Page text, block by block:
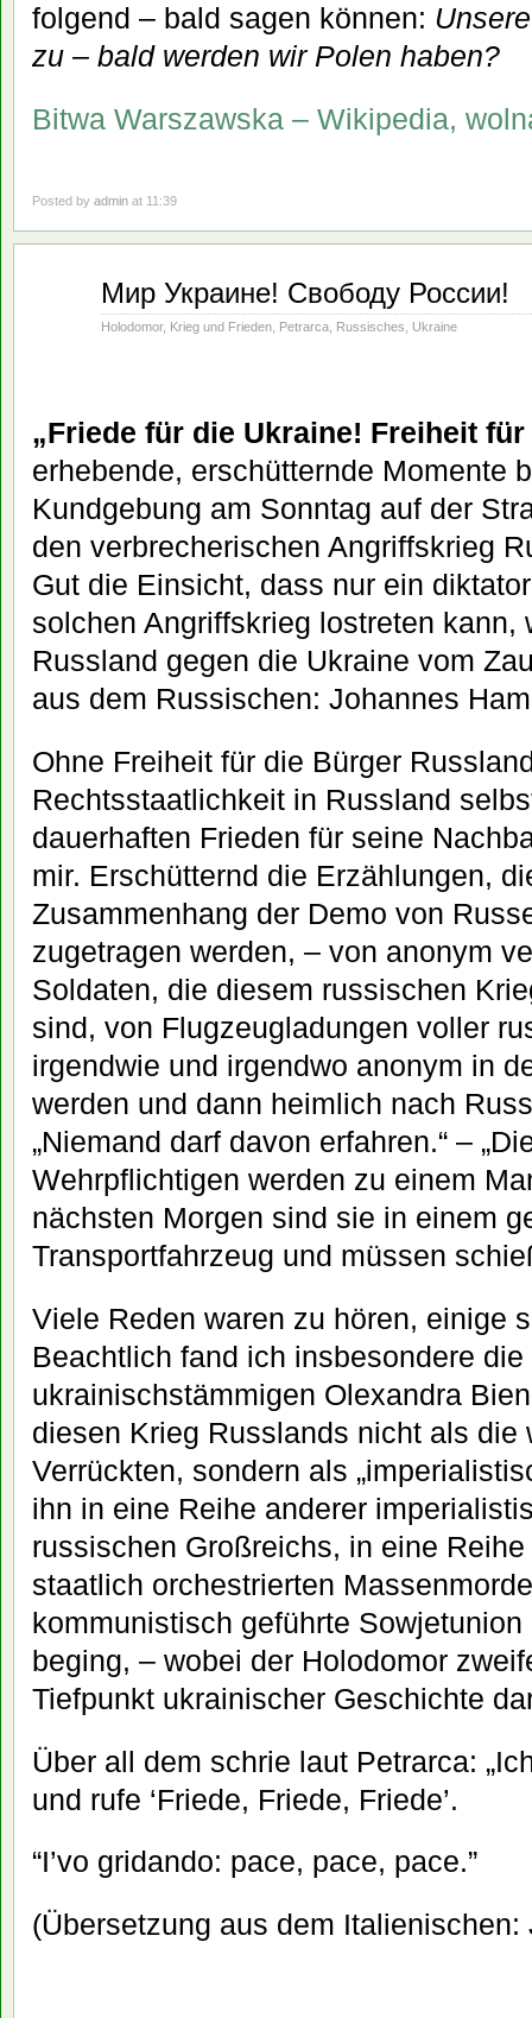
folgend – bald sagen können:
zu – bald werden wir Polen haben?
Bitwa Warszawska – Wikipedia,
Posted by admin at 11:39
Мир Украине! Свободу России!
Holodomor, Krieg und Frieden Petrarca Russisches Ukraine
„Friede für die Ukraine! Freiheit
erhebende, erschütternde Momente
Kundgebung am Sonntag auf der
den verbrecherischen Angriffskrieg
Gut die Einsicht, dass nur ein
solchen Angriffskrieg lostreten kann,
Russland gegen die Ukraine vom
aus dem Russischen: Johannes
Ohne Freiheit für die Bürger
Rechtsstaatlichkeit in Russland
dauerhaften Frieden für seine
mir. Erschütternd die Erzählungen,
Zusammenhang der Demo von
zugetragen werden, – von anonym
Soldaten, die diesem russischen
sind, von Flugzeugladungen voller
irgendwie und irgendwo anonym in
werden und dann heimlich nach
„Niemand darf davon erfahren.“ –
Wehrpflichtigen werden zu einem
nächsten Morgen sind sie in einem
Transportfahrzeug und müssen
Viele Reden waren zu hören, einige
Beachtlich fand ich insbesondere die
ukrainischstämmigen Olexandra
diesen Krieg Russlands nicht als die
Verrückten, sondern als
ihn in eine Reihe anderer
russischen Großreichs, in eine
staatlich orchestrierten
kommunistisch geführte
beging, – wobei der Holodomor
Tiefpunkt ukrainischer Geschichte
Über all dem schrie laut Petrarca:
und rufe ‘Friede, Friede, Friede’.
“I’vo gridando: pace, pace, pace.”
(Übersetzung aus dem